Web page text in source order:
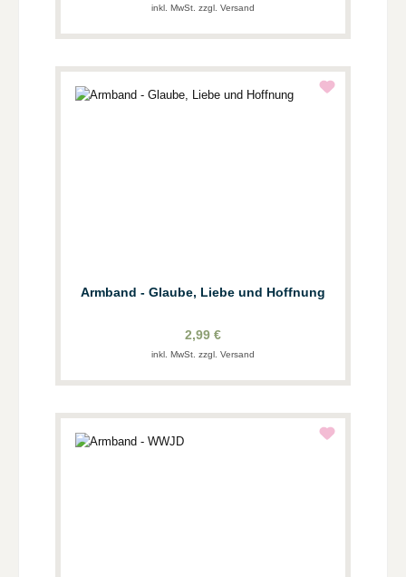
inkl. MwSt. zzgl. Versand
Armband - Glaube, Liebe und Hoffnung
2,99 €
inkl. MwSt. zzgl. Versand